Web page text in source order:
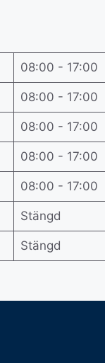
08:00 - 17:00
08:00 - 17:00
08:00 - 17:00
08:00 - 17:00
08:00 - 17:00
Stängd
Stängd